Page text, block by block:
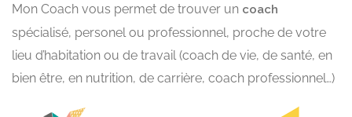
Mon Coach vous permet de trouver un coach
spécialisé, personel ou professionnel, proche de votre
lieu d’habitation ou de travail (coach de vie, de santé, en
bien être, en nutrition, de carrière, coach professionnel…)